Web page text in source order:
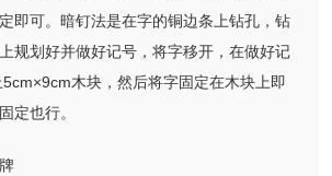
即可。暗钉法是在字的铜边条上钻孔，钻
规划好并做好记号，将字移开，在做好记
木块，然后将字固定在木块上即
定也行。